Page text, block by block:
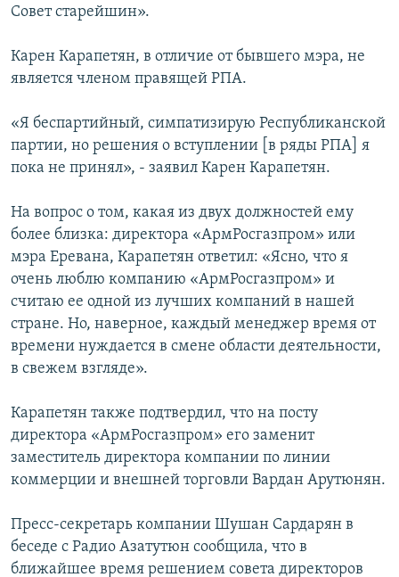
Совет старейшин».
Карен Карапетян, в отличие от бывшего мэра, не
является членом правящей РПА.
«Я беспартийный, симпатизирую Республиканской
партии, но решения о вступлении [в ряды РПА] я
пока не принял», - заявил Карен Карапетян.
На вопрос о том, какая из двух должностей ему
более близка: директора «АрмРосгазпром» или
мэра Еревана, Карапетян ответил: «Ясно, что я
очень люблю компанию «АрмРосгазпром» и
считаю ее одной из лучших компаний в нашей
стране. Но, наверное, каждый менеджер время от
времени нуждается в смене области деятельности,
в свежем взгляде».
Карапетян также подтвердил, что на посту
директора «АрмРосгазпром» его заменит
заместитель директора компании по линии
коммерции и внешней торговли Вардан Арутюнян.
Пресс-секретарь компании Шушан Сардарян в
беседе с Радио Азатутюн сообщила, что в
ближайшее время решением совета директоров